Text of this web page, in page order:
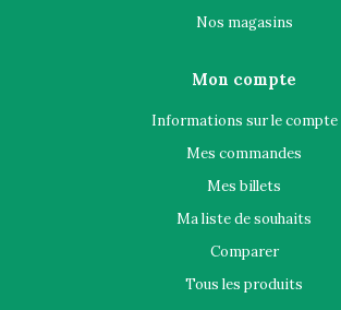
Nos magasins
Mon compte
Informations sur le compte
Mes commandes
Mes billets
Ma liste de souhaits
Comparer
Tous les produits